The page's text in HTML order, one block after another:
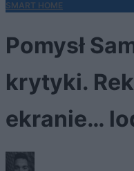
SMART HOME
Pomysł
krytyki.
ekranie…